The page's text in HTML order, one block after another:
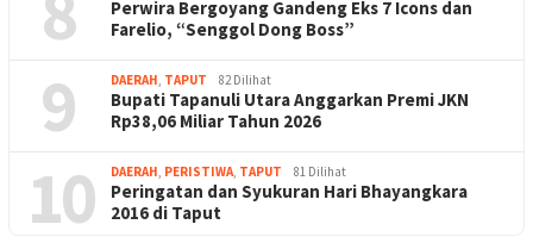
Perwira Bergoyang Gandeng Eks 7 Icons dan
Farelio, “Senggol Dong Boss”
9 DAERAH TAPUT 82 Dilihat
Bupati Tapanuli Utara Anggarkan Premi JKN
Rp38,06 Miliar Tahun 2026
10 DAERAH PERISTIWA TAPUT 81 Dilihat
Peringatan dan Syukuran Hari Bhayangkara
2016 di Taput